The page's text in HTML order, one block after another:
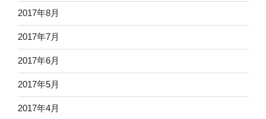
2017年8月
2017年7月
2017年6月
2017年5月
2017年4月